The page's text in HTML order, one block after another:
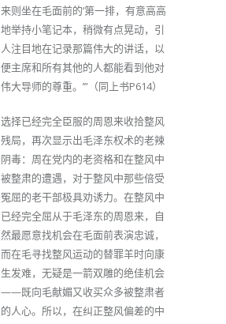
来则坐在毛面前的‘第一排，有意高高
地举持小笔记本，稍微有点晃动，引
人注目地在记录那篇伟大的讲话，以
便主席和所有其他的人都能看到他对
伟大导师的尊重。’”（同上书P614）
选择已经完全臣服的周恩来收拾整风
残局，再次显示出毛泽东权术的老辣
阴毒：周在党内的老资格和在整风中
被整肃的遭遇，对于整风中那些倍受
冤屈的老干部极具劝诱力。在整风中
已经完全屈从于毛泽东的周恩来，自
然最愿意找机会在毛面前表演忠诚，
而在毛寻找整风运动的替罪羊时向康
生发难，无疑是一箭双雕的绝佳机会
——既向毛献媚又收买众多被整肃者
的人心。所以，在纠正整风偏差的中